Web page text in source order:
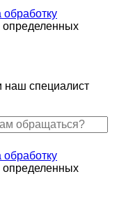
обработку
определенных
наш специалист
обработку
определенных